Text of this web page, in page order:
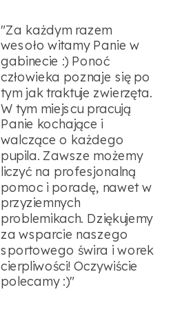
"Za każdym razem
wesoło witamy Panie w
gabinecie :) Ponoć
człowieka poznaje się po
tym jak traktuje zwierzęta.
W tym miejscu pracują
Panie kochające i
walczące o każdego
pupila. Zawsze możemy
liczyć na profesjonalną
pomoc i poradę, nawet w
przyziemnych
problemikach. Dziękujemy
za wsparcie naszego
sportowego świra i worek
cierpliwości! Oczywiście
polecamy :)"